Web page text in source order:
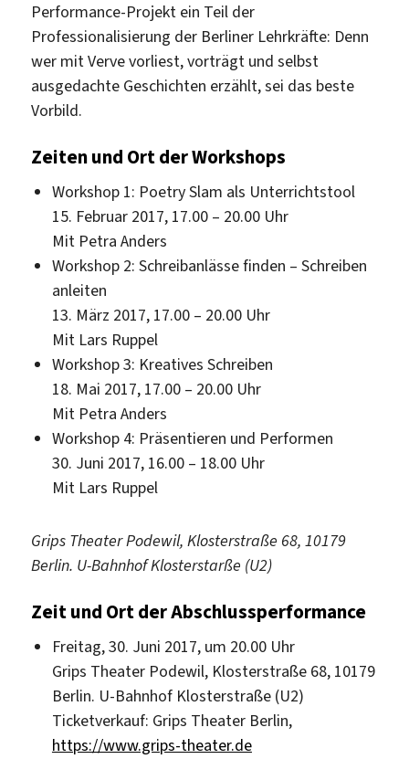
Performance-Projekt ein Teil der
Professionalisierung der Berliner Lehrkräfte: Denn
wer mit Verve vorliest, vorträgt und selbst
ausgedachte Geschichten erzählt, sei das beste
Vorbild.
Zeiten und Ort der Workshops
Workshop 1: Poetry Slam als Unterrichtstool
15. Februar 2017, 17.00 – 20.00 Uhr
Mit Petra Anders
Workshop 2: Schreibanlässe finden – Schreiben
anleiten
13. März 2017, 17.00 – 20.00 Uhr
Mit Lars Ruppel
Workshop 3: Kreatives Schreiben
18. Mai 2017, 17.00 – 20.00 Uhr
Mit Petra Anders
Workshop 4: Präsentieren und Performen
30. Juni 2017, 16.00 – 18.00 Uhr
Mit Lars Ruppel
Grips Theater Podewil, Klosterstraße 68, 10179
Berlin. U-Bahnhof Klosterstarße (U2)
Zeit und Ort der Abschlussperformance
Freitag, 30. Juni 2017, um 20.00 Uhr
Grips Theater Podewil, Klosterstraße 68, 10179
Berlin. U-Bahnhof Klosterstraße (U2)
Ticketverkauf: Grips Theater Berlin,
https://www.grips-theater.de